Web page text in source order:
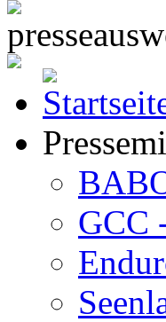
GCC